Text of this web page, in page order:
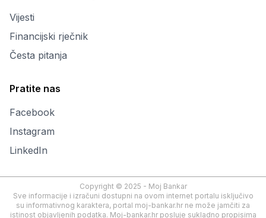
Vijesti
Financijski rječnik
Česta pitanja
Pratite nas
Facebook
Instagram
LinkedIn
Copyright © 2025 - Moj Bankar
Sve informacije i izračuni dostupni na ovom internet portalu isključivo
su informativnog karaktera, portal moj-bankar.hr ne može jamčiti za
istinost objavljenih podatka. Moj-bankar.hr posluje sukladno propisima